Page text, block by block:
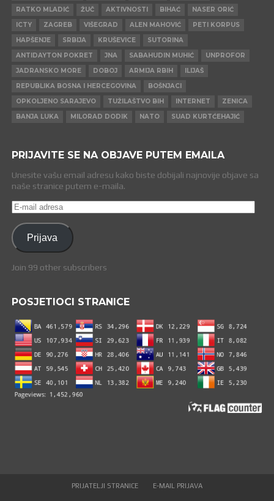
RATKO MLADIĆ
ŽUČ AKTIVNOSTI BIHAĆ
NASER ORIĆ
ICTY
ZAGREB VIŠEGRAD ALEN MAHOVIĆ
PETI KORPUS
HAPŠENJE
SRBIJA KRUŠEVICE
SUTORINA
ANTIDAYTON POKRET
JNA SABAHUDIN MUHIĆ
UNPROFOR
JADRANSKO MORE
DOBOJ ARMIJA RBIH
ILIJAŠ
REPUBLIKA BOSNA I HERCEGOVINA
BOŠNJACI
OPKOLJENO SARAJEVO
TUŽILAŠTVO BIH INTERNET
ZENICA
BANJA LUKA
MILORAD DODIK NATO SUAD KURTĆEHAJIĆ
PRIJAVITE SE NA OBJAVE PUTEM EMAILA
Unesite vašu email adresu kako biste dobijali najnovije objave sa
naše stranice putem e-maila.
E-
mail
adresa
Prijava
Join 99 other subscribers
POSJETIOCI STRANICE
PRIJATELJI STRANICE E-MAIL PRIJAVA